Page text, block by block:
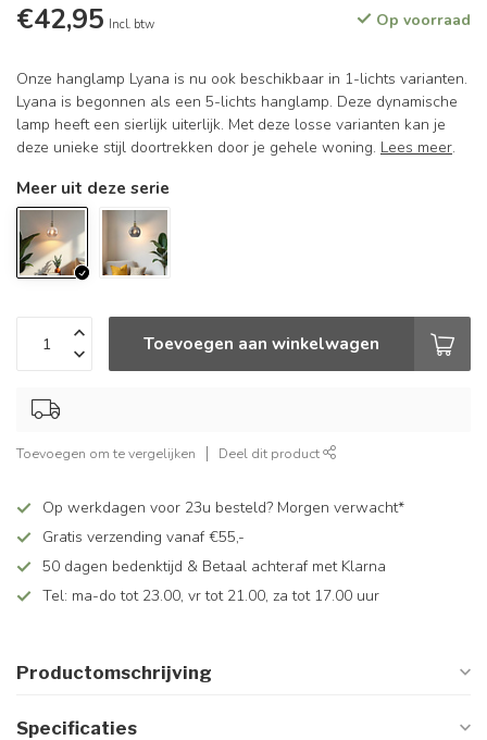
€42,95 Incl. btw Op voorraad
Onze hanglamp Lyana is nu ook beschikbaar in 1-lichts varianten.
Lyana is begonnen als een 5-lichts hanglamp. Deze dynamische
lamp heeft een sierlijk uiterlijk. Met deze losse varianten kan je
deze unieke stijl doortrekken door je gehele woning. Lees meer.
Meer uit deze serie
Toevoegen aan winkelwagen
Toevoegen om te vergelijken Deel dit product
Op werkdagen voor 23u besteld? Morgen verwacht*
Gratis verzending vanaf €55,-
50 dagen bedenktijd & Betaal achteraf met Klarna
Tel: ma-do tot 23.00, vr tot 21.00, za tot 17.00 uur
Productomschrijving
Specificaties